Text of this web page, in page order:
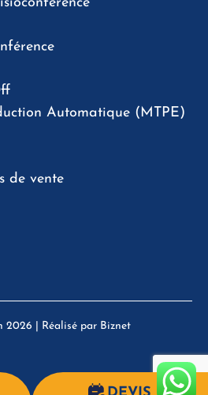
Automatique (MTPE)
de vente
2026 | Réalisé par Biznet